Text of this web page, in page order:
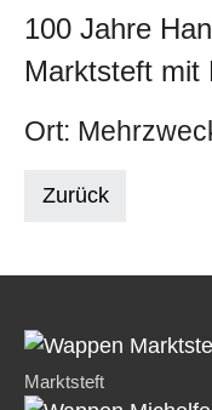
100 Jahre
Marktsteft mit
Ort:
Zurück
Marktsteft